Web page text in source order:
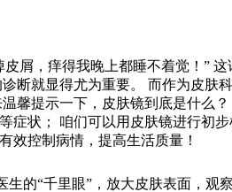
屑，痒得我晚上都睡不着觉！”
断就显得尤为重要。 而作为皮肤
馨提示一下，皮肤镜到底是什么
症状； 咱们可以用皮肤镜进行初
效控制病情，提高生活质量！
的“千里眼”，放大皮肤表面，观